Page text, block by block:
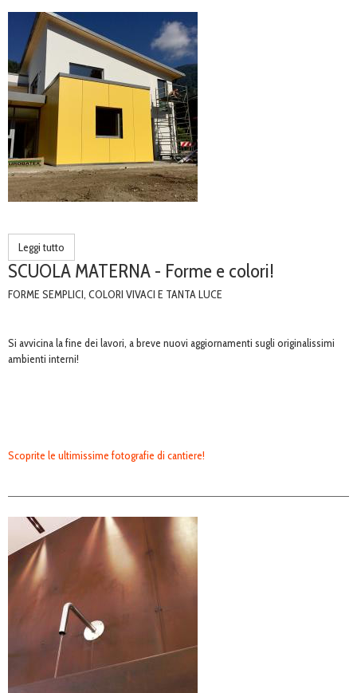
Leggi tutto
SCUOLA MATERNA - Forme e colori!
FORME SEMPLICI, COLORI VIVACI E TANTA LUCE
Si avvicina la fine dei lavori, a breve nuovi aggiornamenti sugli originalissimi
ambienti interni!
Scoprite le ultimissime fotografie di cantiere!